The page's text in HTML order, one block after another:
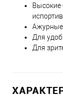
Высокие
Ажурные
Для
Для